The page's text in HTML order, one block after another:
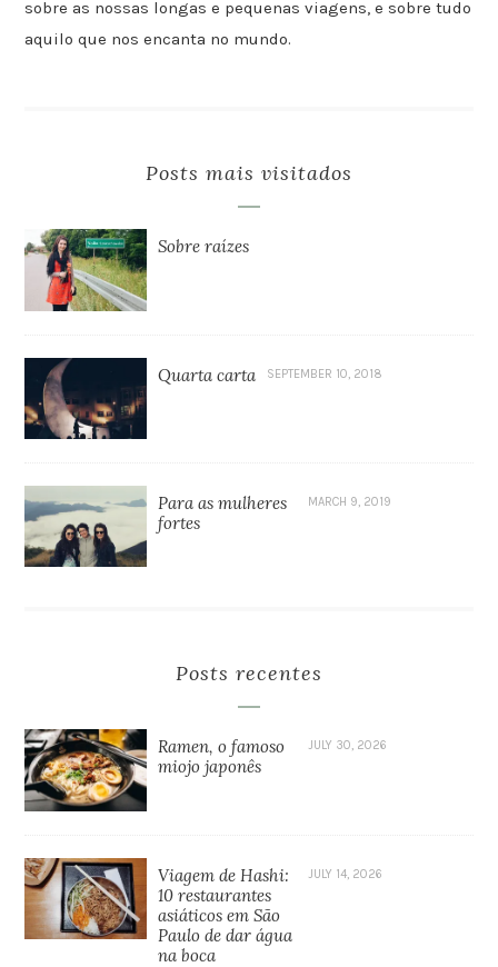
sobre as nossas longas e pequenas viagens, e sobre tudo
aquilo que nos encanta no mundo.
Posts mais visitados
Sobre raízes
Quarta carta SEPTEMBER 10, 2018
Para as mulheres
fortes
MARCH 9, 2019
Posts recentes
Ramen, o famoso
miojo japonês
JULY 30, 2026
Viagem de Hashi:
10 restaurantes
asiáticos em São
Paulo de dar água
na boca
JULY 14, 2026